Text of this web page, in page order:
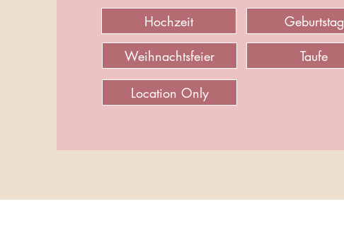
Hochzeit Geburtstag
Weihnachtsfeier Taufe
Location Only